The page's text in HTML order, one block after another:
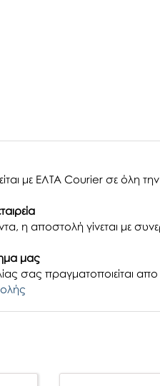
με ΕΛΤΑ Courier σε όλη
η αποστολή γίνεται με
μας
σας πραγματοποιείται